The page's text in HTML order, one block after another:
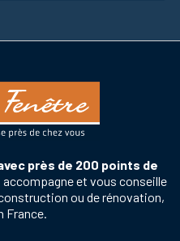
près de 200 points de
et vous conseille
ou de rénovation,
France.